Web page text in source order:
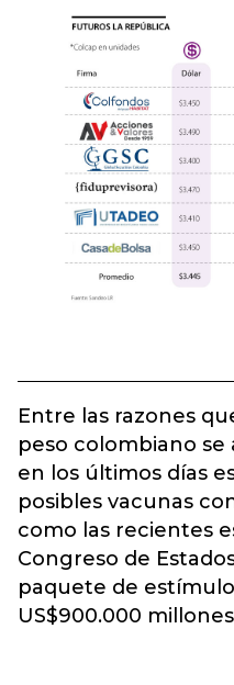
Entre las razones
peso colombiano
en los últimos días
posibles vacunas
como las recientes
Congreso de
paquete de
US$900.000